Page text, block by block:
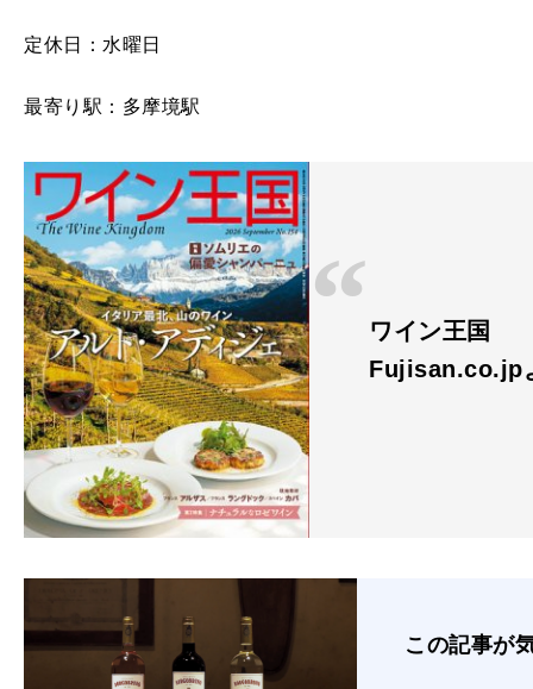
定休日：水曜日
最寄り駅：多摩境駅
ワイン王国
Fujisan.co.jp
この記事が